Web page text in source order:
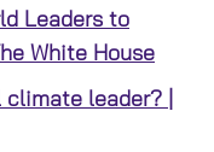
Leaders to
White House
leader? |